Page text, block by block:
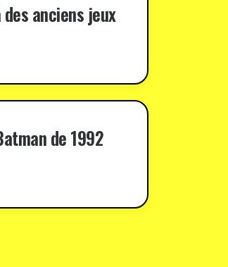
anciens jeux
de 1992